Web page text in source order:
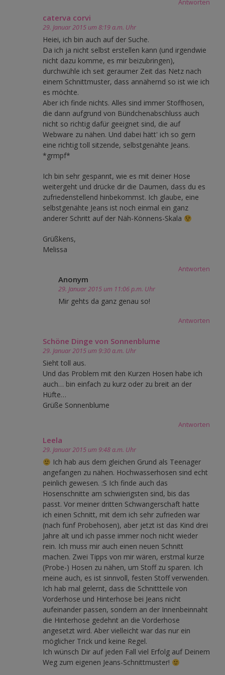
Antworten
caterva corvi
29. Januar 2015 um 8:19 a.m. Uhr
Heiei, ich bin auch auf der Suche.
Da ich ja nicht selbst erstellen kann (und irgendwie
nicht dazu komme, es mir beizubringen),
durchwühle ich seit geraumer Zeit das Netz nach
einem Schnittmuster, dass annähernd so ist wie ich
es möchte.
Aber ich finde nichts. Alles sind immer Stoffhosen,
die dann aufgrund von Bündchenabschluss auch
nicht so richtig dafür geeignet sind, die auf
Webware zu nähen. Und dabei hätt' ich so gern
eine richtig toll sitzende, selbstgenähte Jeans.
*grmpf*
Ich bin sehr gespannt, wie es mit deiner Hose
weitergeht und drücke dir die Daumen, dass du es
zufriedenstellend hinbekommst. Ich glaube, eine
selbstgenähte Jeans ist noch einmal ein ganz
anderer Schritt auf der Näh-Könnens-Skala
Grüßkens,
Melissa
Antworten
Anonym
29. Januar 2015 um 11:06 p.m. Uhr
Mir gehts da ganz genau so!
Antworten
Schöne Dinge von Sonnenblume
29. Januar 2015 um 9:30 a.m. Uhr
Sieht toll aus.
Und das Problem mit den Kurzen Hosen habe ich
auch… bin einfach zu kurz oder zu breit an der
Hüfte…
Grüße Sonnenblume
Antworten
Leela
29. Januar 2015 um 9:48 a.m. Uhr
Ich hab aus dem gleichen Grund als Teenager
angefangen zu nähen. Hochwasserhosen sind echt
peinlich gewesen. :S Ich finde auch das
Hosenschnitte am schwierigsten sind, bis das
passt. Vor meiner dritten Schwangerschaft hatte
ich einen Schnitt, mit dem ich sehr zufrieden war
(nach fünf Probehosen), aber jetzt ist das Kind drei
Jahre alt und ich passe immer noch nicht wieder
rein. Ich muss mir auch einen neuen Schnitt
machen. Zwei Tipps von mir wären, erstmal kurze
(Probe-) Hosen zu nähen, um Stoff zu sparen. Ich
meine auch, es ist sinnvoll, festen Stoff verwenden.
Ich hab mal gelernt, dass die Schnittteile von
Vorderhose und Hinterhose bei Jeans nicht
aufeinander passen, sondern an der Innenbeinnaht
die Hinterhose gedehnt an die Vorderhose
angesetzt wird. Aber vielleicht war das nur ein
möglicher Trick und keine Regel.
Ich wünsch Dir auf jeden Fall viel Erfolg auf Deinem
Weg zum eigenen Jeans-Schnittmuster!